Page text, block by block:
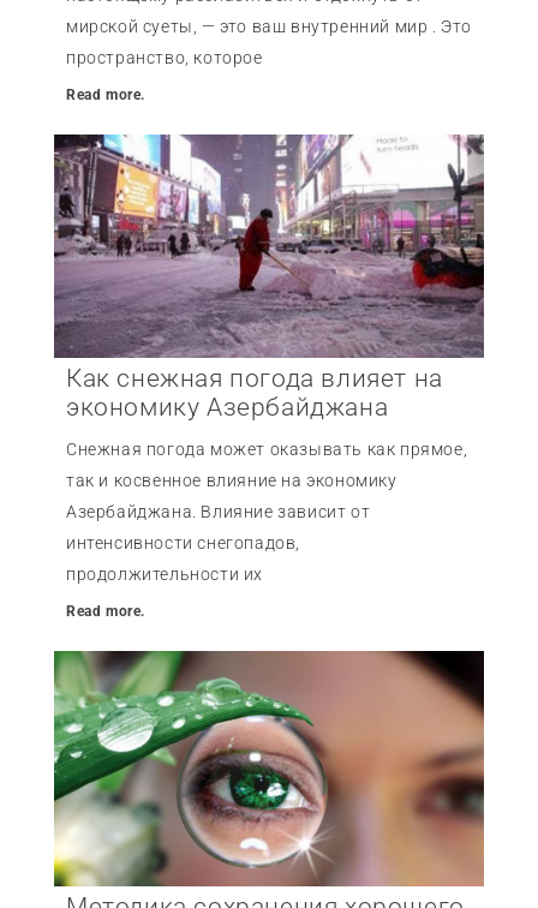
мирской суеты, — это ваш внутренний мир . Это
пространство, которое
Read more.
Как снежная погода влияет на
экономику Азербайджана
Снежная погода может оказывать как прямое,
так и косвенное влияние на экономику
Азербайджана. Влияние зависит от
интенсивности снегопадов,
продолжительности их
Read more.